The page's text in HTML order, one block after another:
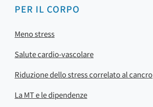
PER IL CORPO
Meno stress
Salute cardio-vascolare
Riduzione dello stress correlato al cancro
La MT e le dipendenze